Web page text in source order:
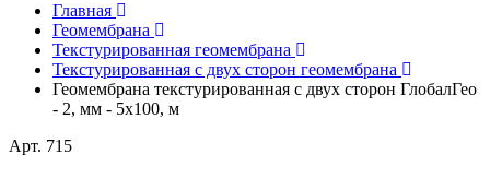
Главная
Геомембрана
Текстурированная геомембрана
Текстурированная с двух сторон геомембрана
Геомембрана текстурированная с двух сторон ГлобалГео
- 2, мм - 5x100, м
Арт. 715